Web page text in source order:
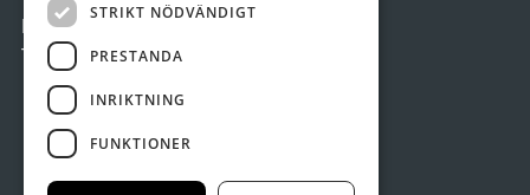
Hantverkaregatan 6 387 31 BORGHOLM
Tel: 0485-109 23
info@villaingrid.se
STRIKT NÖDVÄNDIGT
PRESTANDA
INRIKTNING
FUNKTIONER